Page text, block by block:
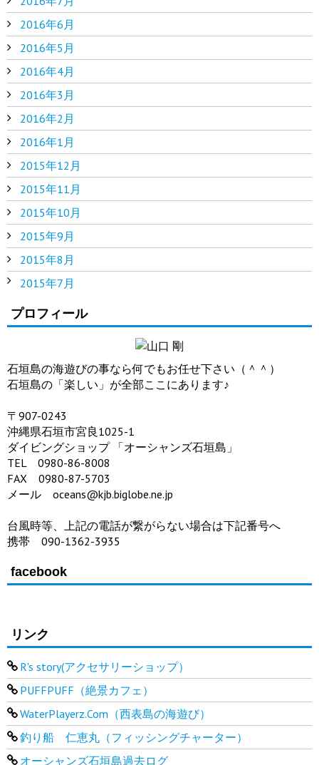
2016年6月
2016年5月
2016年4月
2016年3月
2016年2月
2016年1月
2015年12月
2015年11月
2015年10月
2015年9月
2015年8月
2015年7月
プロフィール
石垣島の海遊びの事なら何でもお任せ下さい（＾＾）
石垣島の「楽しい」が全部ここにあります♪
〒907-0243
沖縄県石垣市宮良1025-1
ダイビングショップ 「オーシャンズ石垣島」
TEL 0980-86-8008
FAX 0980-87-5703
メール oceans@kjb.biglobe.ne.jp
台風時等、上記の電話が繋がらない場合は下記番号へ
携帯 090-1362-3935
facebook
リンク
R's story(アクセサリーショップ）
PUFFPUFF（絶景カフェ）
WaterPlayerz.Com（西表島の海遊び）
釣り船 仁恵丸（フィッシングチャーター）
オーシャンズ石垣島過去ログ